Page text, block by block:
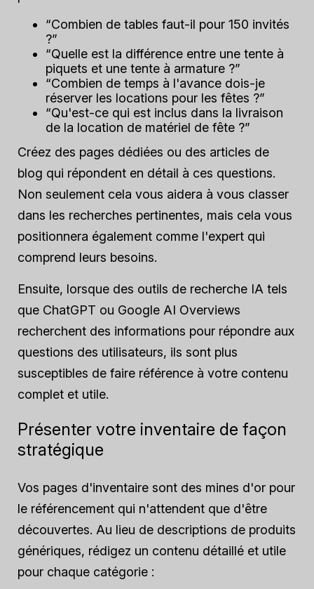
“Combien de tables faut-il pour 150 invités
?”
“Quelle est la différence entre une tente à
piquets et une tente à armature ?”
“Combien de temps à l'avance dois-je
réserver les locations pour les fêtes ?”
“Qu'est-ce qui est inclus dans la livraison
de la location de matériel de fête ?”
Créez des pages dédiées ou des articles de
blog qui répondent en détail à ces questions.
Non seulement cela vous aidera à vous classer
dans les recherches pertinentes, mais cela vous
positionnera également comme l'expert qui
comprend leurs besoins.
Ensuite, lorsque des outils de recherche IA tels
que ChatGPT ou Google AI Overviews
recherchent des informations pour répondre aux
questions des utilisateurs, ils sont plus
susceptibles de faire référence à votre contenu
complet et utile.
Présenter votre inventaire de façon
stratégique
Vos pages d'inventaire sont des mines d'or pour
le référencement qui n'attendent que d'être
découvertes. Au lieu de descriptions de produits
génériques, rédigez un contenu détaillé et utile
pour chaque catégorie :